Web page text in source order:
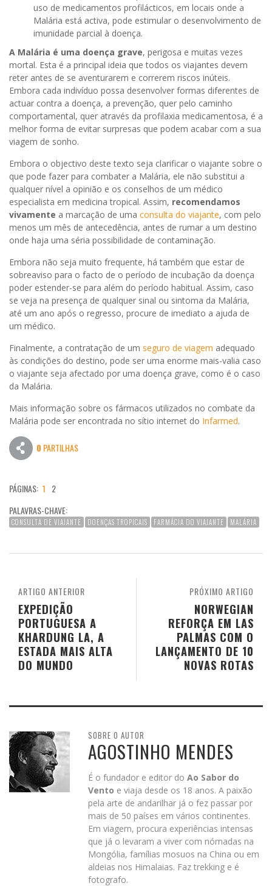
uso de medicamentos profilácticos, em locais onde a
Malária está activa, pode estimular o desenvolvimento de
imunidade parcial à doença.
A Malária é uma doença grave, perigosa e muitas vezes
mortal. Esta é a principal ideia que todos os viajantes devem
reter antes de se aventurarem e correrem riscos inúteis.
Embora cada indivíduo possa desenvolver formas diferentes de
actuar contra a doença, a prevenção, quer pelo caminho
comportamental, quer através da profilaxia medicamentosa, é a
melhor forma de evitar surpresas que podem acabar com a sua
viagem de sonho.
Embora o objectivo deste texto seja clarificar o viajante sobre o
que pode fazer para combater a Malária, ele não substitui a
qualquer nível a opinião e os conselhos de um médico
especialista em medicina tropical. Assim, recomendamos
vivamente a marcação de uma consulta do viajante, com pelo
menos um mês de antecedência, antes de rumar a um destino
onde haja uma séria possibilidade de contaminação.
Embora não seja muito frequente, há também que estar de
sobreaviso para o facto de o período de incubação da doença
poder estender-se para além do período habitual. Assim, caso
se veja na presença de qualquer sinal ou sintoma da Malária,
até um ano após o regresso, procure de imediato a ajuda de
um médico.
Finalmente, a contratação de um seguro de viagem adequado
às condições do destino, pode ser uma enorme mais-valia caso
o viajante seja afectado por uma doença grave, como é o caso
da Malária.
Mais informação sobre os fármacos utilizados no combate da
Malária pode ser encontrada no sítio internet do Infarmed.
0 PARTILHAS
PÁGINAS: 1 2
PALAVRAS-CHAVE:
CONSULTA DE VIAJANTE DOENÇAS TROPICAIS FARMÁCIA DO VIAJANTE MALÁRIA
PRÓXIMO ARTIGO
NORWEGIAN
REFORÇA EM LAS
PALMAS COM O
LANÇAMENTO DE 10
NOVAS ROTAS
ARTIGO ANTERIOR
EXPEDIÇÃO
PORTUGUESA A
KHARDUNG LA, A
ESTADA MAIS ALTA
DO MUNDO
SOBRE O AUTOR
AGOSTINHO MENDES
É o fundador e editor do Ao Sabor do
Vento e viaja desde os 18 anos. A paixão
pela arte de andarilhar já o fez passar por
mais de 50 países em vários continentes.
Em viagem, procura experiências intensas
que já o levaram a viver com nómadas na
Mongólia, famílias mosuos na China ou em
aldeias nos Himalaias. Faz trekking e é
fotografo.